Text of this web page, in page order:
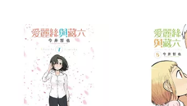
lovepop.net(2)
マライヤ・ムー(2)
河南科學技術出版社(2)
滾石(2)